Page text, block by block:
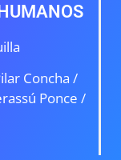
Concha /
Ponce /